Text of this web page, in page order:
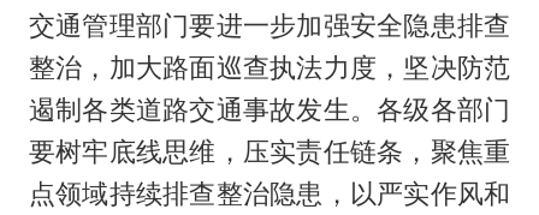
交通管理部门要进一步加强安全隐患排查
整治，加大路面巡查执法力度，坚决防范
遏制各类道路交通事故发生。各级各部门
要树牢底线思维，压实责任链条，聚焦重
点领域持续排查整治隐患，以严实作风和